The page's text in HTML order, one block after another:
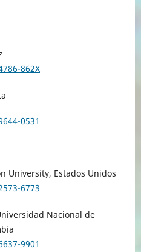
862X
0531
University, Estados Unidos
6773
Nacional de
9901